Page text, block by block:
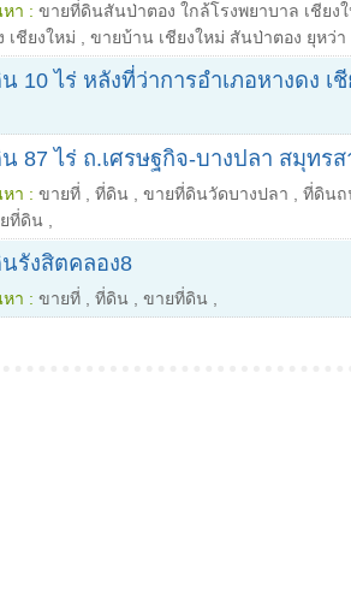
า : ขายที่ดินสันป่าตอง ใกล้โรงพยาบาล เชียง
เชียงใหม่
ขายบ้าน เชียงใหม่ สันป่าตอง ยุหว่า
10 ไร่ หลังที่ว่าการอำเภอหางดง เ
87 ไร่ ถ.เศรษฐกิจ-บางปลา สมุทรส
า : ขายที่ ที่ดิน ขายที่ดินวัดบางปลา
ที่ดินถ
ที่ดิน
รังสิตคลอง8
า : ขายที่ ที่ดิน ขายที่ดิน